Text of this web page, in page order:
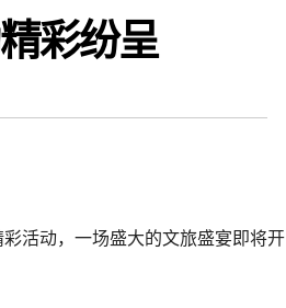
彩纷呈
活动，一场盛大的文旅盛宴即将开